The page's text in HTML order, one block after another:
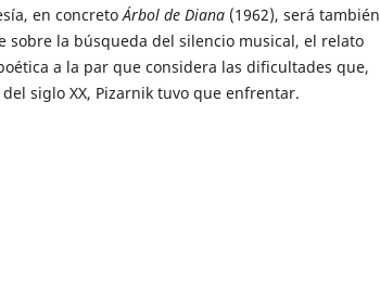
en concretoÁrbol de Diana (1962), será también
sobre la búsqueda del silencio musical, el relato
a la par que considera las dificultades que,
siglo XX, Pizarnik tuvo que enfrentar.